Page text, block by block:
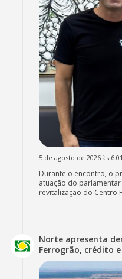
5 de agosto de 2026 às
Durante o encontro, o
atuação do
revitalização do Centro
Norte apresenta
Ferrogrão, crédito